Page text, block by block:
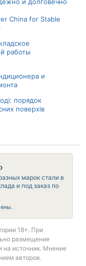
China for Stable
работы
и
порядок
поверхів
марок стали в
и под заказ по
18+. При
размещение
на источник. Мнение
авторов.